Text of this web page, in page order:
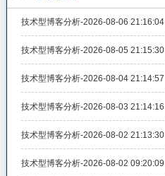
技术型博客分析-2026-08-06 21:16:04
技术型博客分析-2026-08-05 21:15:30
技术型博客分析-2026-08-04 21:14:57
技术型博客分析-2026-08-03 21:14:16
技术型博客分析-2026-08-02 21:13:30
技术型博客分析-2026-08-02 09:20:09